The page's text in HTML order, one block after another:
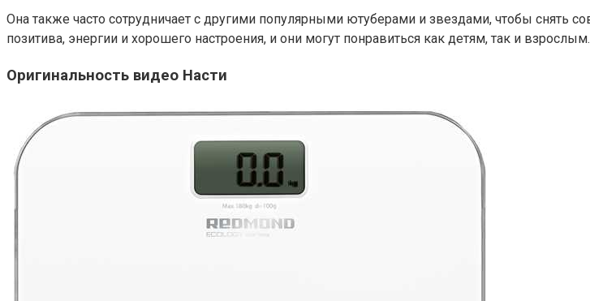
Она также часто сотрудничает с другими популярными ютуберами и звездами, чтобы снять
позитива, энергии и хорошего настроения, и они могут понравиться как детям, так и взрослым.
Оригинальность видео Насти